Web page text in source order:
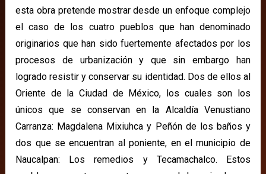
esta obra pretende mostrar desde un enfoque complejo
el caso de los cuatro pueblos que han denominado
originarios que han sido fuertemente afectados por los
procesos de urbanización y que sin embargo han
logrado resistir y conservar su identidad. Dos de ellos al
Oriente de la Ciudad de México, los cuales son los
únicos que se conservan en la Alcaldía Venustiano
Carranza: Magdalena Mixiuhca y Peñón de los baños y
dos que se encuentran al poniente, en el municipio de
Naucalpan: Los remedios y Tecamachalco. Estos